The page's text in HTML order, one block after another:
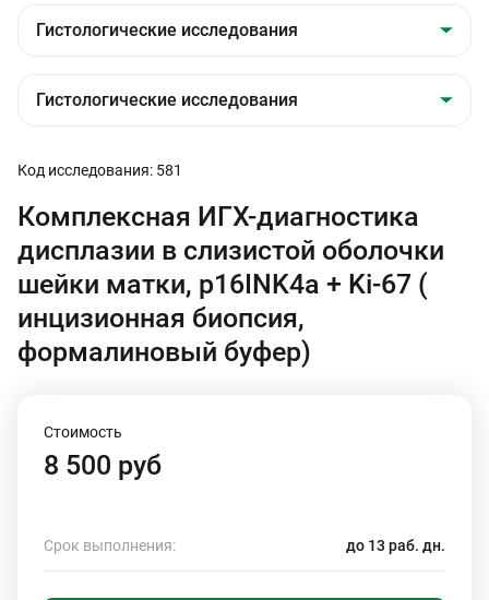
Код исследования: 581
Комплексная ИГХ-диагностика
дисплазии в слизистой оболочки
шейки матки, p16INK4a + Ki-67 (
инцизионная биопсия,
формалиновый буфер)
Стоимость
8 500 руб
Срок выполнения: до 13 раб. дн.